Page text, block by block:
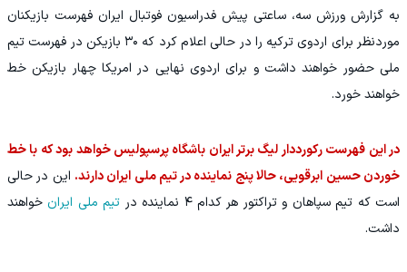
به گزارش ورزش سه، ساعتی پیش فدراسیون فوتبال ایران فهرست بازیکنان
موردنظر برای اردوی ترکیه را در حالی اعلام کرد که ۳۰ بازیکن در فهرست تیم
ملی حضور خواهند داشت و برای اردوی نهایی در امریکا چهار بازیکن خط
خواهند خورد.
در این فهرست رکورددار لیگ برتر ایران باشگاه پرسپولیس خواهد بود که با خط
خوردن حسین ابرقویی، حالا پنج نماینده در تیم ملی ایران دارند. این در حالی
است که تیم سپاهان و تراکتور هر کدام ۴ نماینده در
تیم ملی ایرانخواهند
داشت.